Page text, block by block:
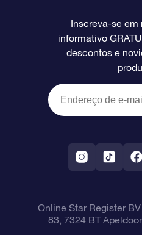
Avaliações
O cartão de presente
Presentes corporativos
Página estelar
Um Milhão de Estrelas
OSR Starsaver
Aplicativo RV Fly me to
Informações de
Política de devolução
Constelações
Inscreva-se em
informativo
descontos e
Online Star Register BV
83, 7324 BT